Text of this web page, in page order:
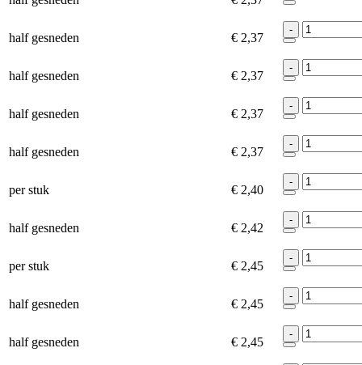
half gesneden € 2,37
-
half gesneden € 2,37
-
half gesneden € 2,37
-
half gesneden € 2,37
-
per stuk € 2,40
-
half gesneden € 2,42
-
per stuk € 2,45
-
half gesneden € 2,45
-
half gesneden € 2,45
-